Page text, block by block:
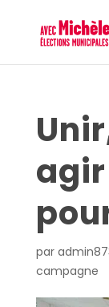
par
campagne